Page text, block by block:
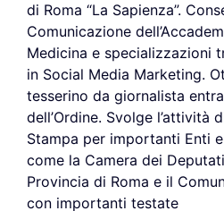
di Roma “La Sapienza”.
Comunicazione
Medicina e specializzazioni
in Social Media Marketing.
tesserino da giornalista
dell’Ordine. Svolge l’attività
Stampa per importanti Enti
come la Camera dei
Provincia di Roma e il
con importanti testate